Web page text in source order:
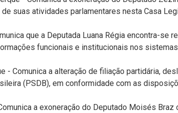
suas atividades parlamentares nesta Casa
que a Deputada Luana Régia encontra-se
funcionais e institucionais nos
- Comunica a alteração de filiação partidária,
(PSDB), em conformidade com as
a exoneração do Deputado Moisés